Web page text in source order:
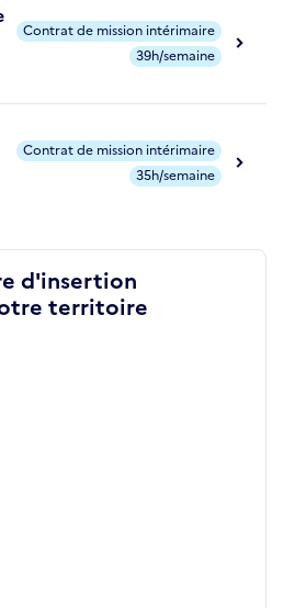
Contrat de mission intérimaire
39h/semaine
Contrat de mission intérimaire
35h/semaine
d'insertion
territoire